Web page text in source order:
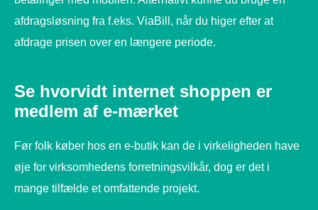
afdragsløsning fra f.eks. ViaBill, når du higer efter at
afdrage prisen over en længere periode.
Se hvorvidt internet shoppen er
medlem af e-mærket
Før folk køber hos en e-butik kan de i virkeligheden have
øje for virksomhedens forretningsvilkår, dog er det i
mange tilfælde et omfattende projekt.